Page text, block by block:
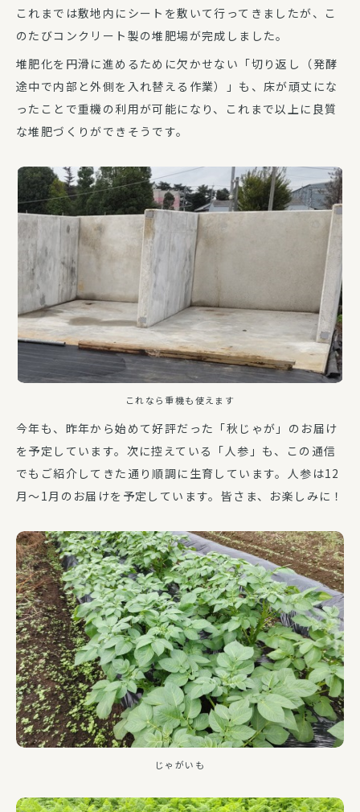
これまでは敷地内にシートを敷いて行ってきましたが、こ
のたびコンクリート製の堆肥場が完成しました。
堆肥化を円滑に進めるために欠かせない「切り返し（発酵
途中で内部と外側を入れ替える作業）」も、床が頑丈にな
ったことで重機の利用が可能になり、これまで以上に良質
な堆肥づくりができそうです。
これなら重機も使えます
今年も、昨年から始めて好評だった「秋じゃが」のお届け
を予定しています。次に控えている「人参」も、この通信
でもご紹介してきた通り順調に生育しています。人参は12
月～1月のお届けを予定しています。皆さま、お楽しみに！
じゃがいも